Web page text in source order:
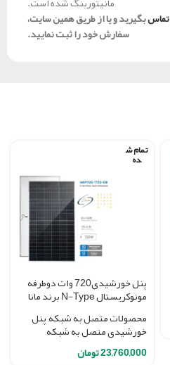
تماسبگیرید و یا از طریق همین سایت،
سفارش خود را ثبت نمایید.
تمام ش
ده
پنل خورشیدی720 وات دوطرفه
مونوکریستال N-Type برند مانا
انرژی (MEP720-T132-GG)
محصولات متصل به شبکه,پنل
خورشیدی متصل به شبکه
23,760,000تومان